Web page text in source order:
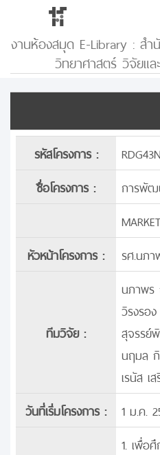
งานห้องสมุด E-Library : สำ
วิทยาศาสตร์ วิจัยแ
รหัสโครงการ :
ชื่อโครงการ :
การพัฒ
หัวหน้าโครงการ :
รศ.นภ
ทีมวิจัย :
นภาพร
วิรงรอ
สุจรรย์
นฤมล
เรนัส เ
วันที่เริ่มโครงการ :
1 ม.ค.
1. เพื่อ